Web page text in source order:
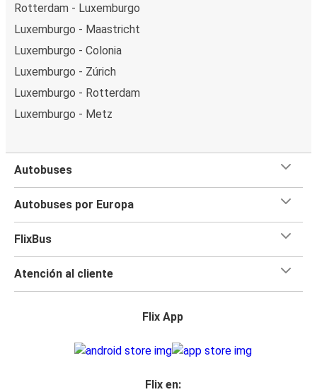
Rotterdam - Luxemburgo
Luxemburgo - Maastricht
Luxemburgo - Colonia
Luxemburgo - Zúrich
Luxemburgo - Rotterdam
Luxemburgo - Metz
Autobuses
Autobuses por Europa
FlixBus
Atención al cliente
Flix App
Flix en: